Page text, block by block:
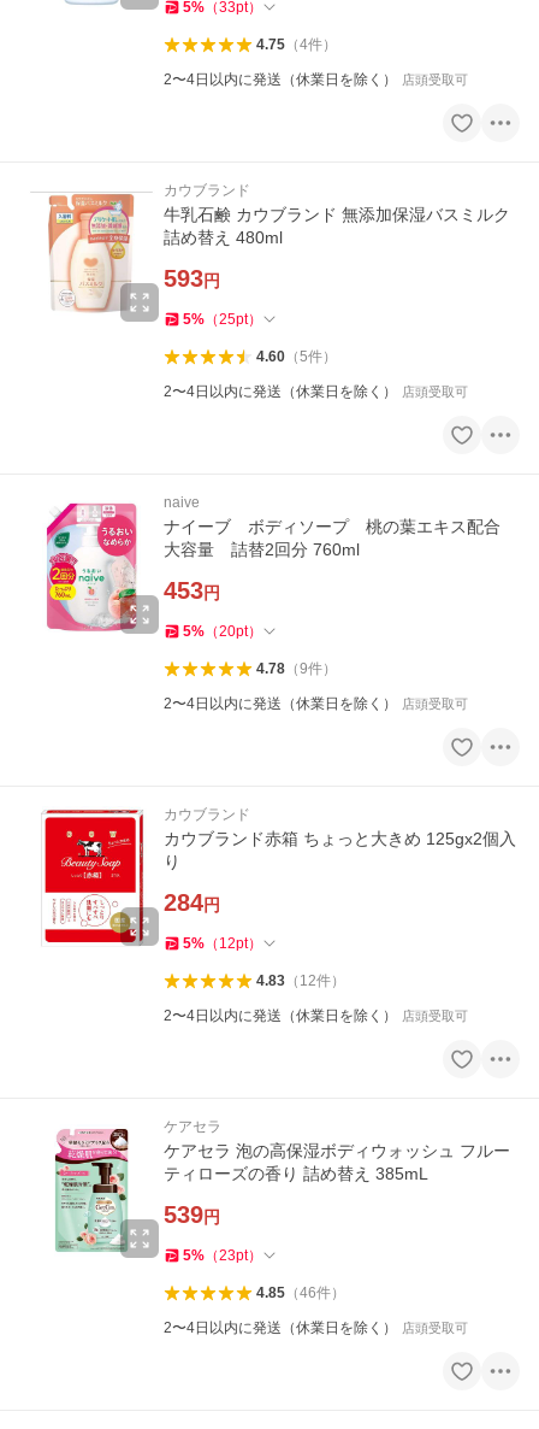
5% （33pt）
4.75（4件）
2〜4日以内に発送（休業日を除く） 店頭受取可
カウブランド
牛乳石鹸 カウブランド 無添加保湿バスミルク
詰め替え 480ml
593円
5% （25pt）
4.60（5件）
2〜4日以内に発送（休業日を除く） 店頭受取可
naive
ナイーブ ボディソープ 桃の葉エキス配合
大容量 詰替2回分 760ml
453円
5% （20pt）
4.78（9件）
2〜4日以内に発送（休業日を除く） 店頭受取可
カウブランド
カウブランド赤箱 ちょっと大きめ 125gx2個入
り
284円
5% （ 12pt）
4.83（ 12件）
2〜4日以内に発送（休業日を除く） 店頭受取可
ケアセラ
ケアセラ 泡の高保湿ボディウォッシュ フルー
ティローズの香り 詰め替え 385mL
539円
5% （23pt）
4.85（46件）
2〜4日以内に発送（休業日を除く） 店頭受取可